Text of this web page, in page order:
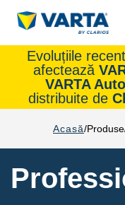
Evoluțiile
afectează
VARTA
distribuite de
Acasă Produse